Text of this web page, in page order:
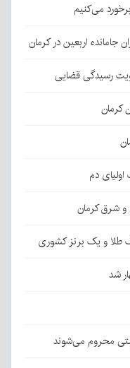
می‌کنیم
رسیدگی قضایی
کرمان
دم
شرق کرمان
و یک برنز کشوری
شد
محروم می‌شوند